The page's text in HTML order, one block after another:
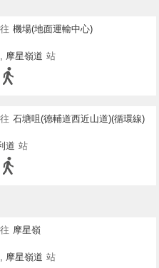
往 機場(地面運輸中心)
摩星嶺道 站
往 石塘咀(德輔道西近山道)(循環線)
道 站
往 摩星嶺
摩星嶺道 站